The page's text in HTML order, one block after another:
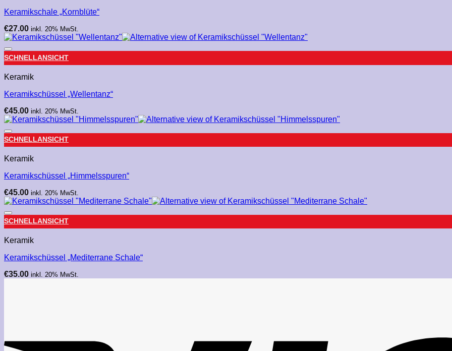
Keramikschale „Kornblüte“
€27.00 inkl. 20% MwSt.
SCHNELLANSICHT
Keramik
Keramikschüssel „Wellentanz“
€45.00 inkl. 20% MwSt.
SCHNELLANSICHT
Keramik
Keramikschüssel „Himmelsspuren“
€45.00 inkl. 20% MwSt.
SCHNELLANSICHT
Keramik
Keramikschüssel „Mediterrane Schale“
€35.00 inkl. 20% MwSt.